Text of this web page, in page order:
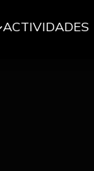
ACTIVIDADES